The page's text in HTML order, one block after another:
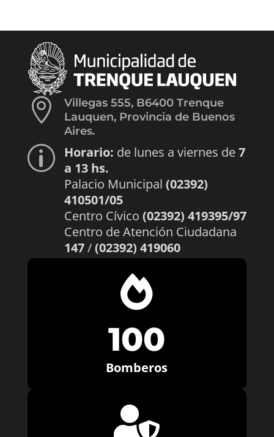

Villegas 555, B6400 Trenque
Lauquen, Provincia de Buenos
Aires.
p Horario: de lunes a viernes de7
a 13 hs.
Palacio Municipal (02392)
410501/05
Centro Cívico (02392) 419395/97
Centro de Atención Ciudadana
147/(02392) 419060

100
Bomberos
